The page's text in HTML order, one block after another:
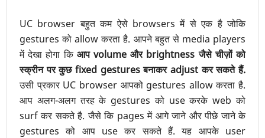
UC browser बहुत कम ऐसे browsers में से एक है जोकि
gestures को allow करता है. आपने बहुत से media players
में देखा होगा कि आप volume और brightness जैसे चीज़ों को
स्क्रीन पर कुछ fixed gestures बनाकर adjust कर सकते हैं.
उसी प्रकार UC browser आपको gestures allow करता है.
आप अलग-अलग तरह के gestures को use करके web को
surf कर सकते है. जैसे कि pages में आगे जाने और पीछे जाने के
gestures को आप use कर सकते हैं. यह आपके user